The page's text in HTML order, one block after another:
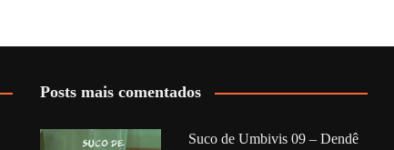
Posts mais comentados
Suco de Umbivis 09 – Dendê